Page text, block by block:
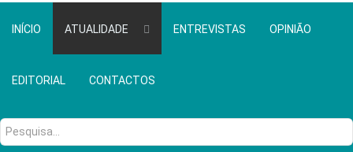
INÍCIO ATUALIDADE ENTREVISTAS OPINIÃO
EDITORIAL CONTACTOS
Pesquisa...